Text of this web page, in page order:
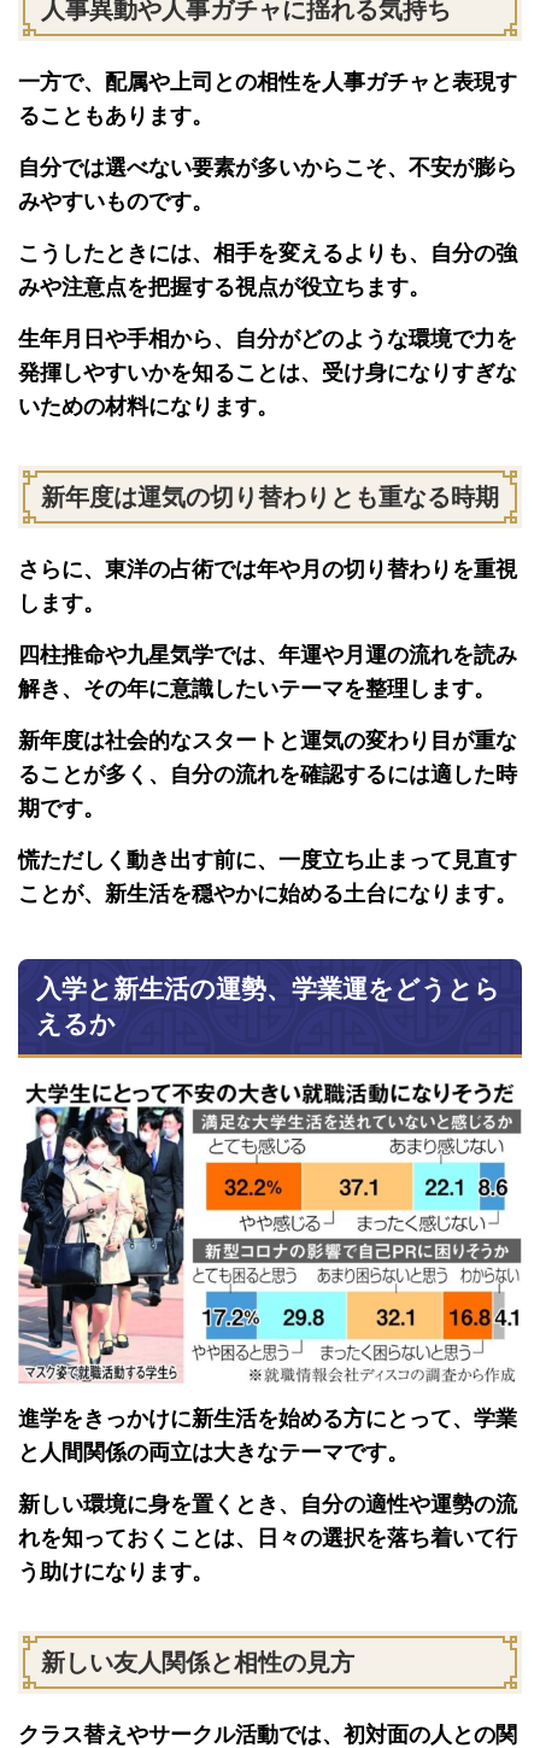
人事異動や人事ガチャに揺れる気持ち
一方で、配属や上司との相性を人事ガチャと表現す
ることもあります。
自分では選べない要素が多いからこそ、不安が膨ら
みやすいものです。
こうしたときには、相手を変えるよりも、自分の強
みや注意点を把握する視点が役立ちます。
生年月日や手相から、自分がどのような環境で力を
発揮しやすいかを知ることは、受け身になりすぎな
いための材料になります。
新年度は運気の切り替わりとも重なる時期
さらに、東洋の占術では年や月の切り替わりを重視
します。
四柱推命や九星気学では、年運や月運の流れを読み
解き、その年に意識したいテーマを整理します。
新年度は社会的なスタートと運気の変わり目が重な
ることが多く、自分の流れを確認するには適した時
期です。
慌ただしく動き出す前に、一度立ち止まって見直す
ことが、新生活を穏やかに始める土台になります。
入学と新生活の運勢、学業運をどうとら
えるか
進学をきっかけに新生活を始める方にとって、学業
と人間関係の両立は大きなテーマです。
新しい環境に身を置くとき、自分の適性や運勢の流
れを知っておくことは、日々の選択を落ち着いて行
う助けになります。
新しい友人関係と相性の見方
クラス替えやサークル活動では、初対面の人との関